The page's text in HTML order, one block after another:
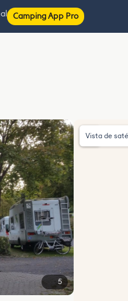
Camping App Pro
5
Vista de